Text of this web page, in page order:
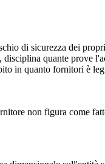
di sicurezza dei
quante prove
in quanto fornitori è
non figura come